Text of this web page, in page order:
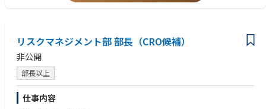
是非ご覧ください。
リスクマネジメント部 部長（CRO候補）
非公開
部長以上
仕事内容